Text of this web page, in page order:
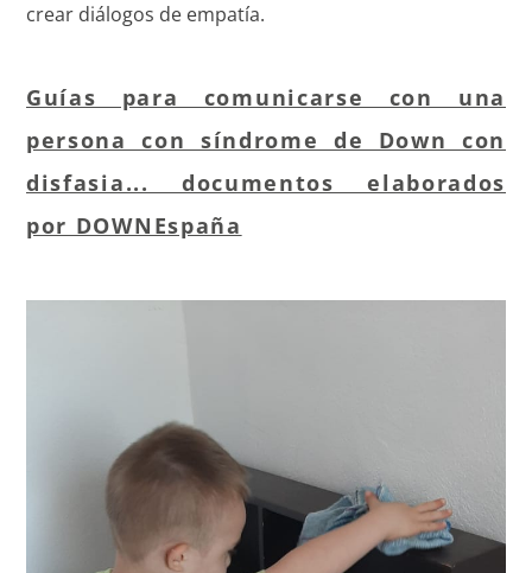
crear diálogos de empatía.
Guías para comunicarse con una
persona con síndrome de Down con
disfasia... documentos elaborados
por DOWNEspaña